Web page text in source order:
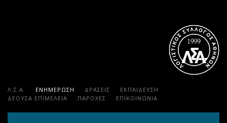
Λ.Σ.Α. ΕΝΗΜΕΡΩΣΗ ΔΡΑΣΕΙΣ
ΕΚΠΑΊΔΕΥΣΗ
ΔΕΟΥΣΑ ΕΠΙΜΕΛΕΙΑ
ΠΑΡΟΧΈΣ ΕΠΙΚΟΙΝΩΝΊΑ